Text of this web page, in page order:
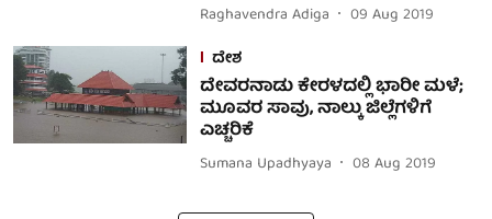
Raghavendra Adiga
09 Aug 2019
ದೇಶ
ದೇವರನಾಡು ಕೇರಳದಲ್ಲಿ ಭಾರೀ ಮಳೆ;
ಮೂವರ ಸಾವು, ನಾಲ್ಕು ಜಿಲ್ಲೆಗಳಿಗೆ
ಎಚ್ಚರಿಕೆ
Sumana Upadhyaya 08 Aug 2019